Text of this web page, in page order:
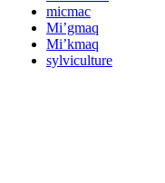
micmac
Mi’gmaq
Mi’kmaq
sylviculture